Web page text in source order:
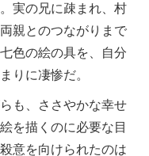
実の兄に疎まれ、村
親とのつながりまで
色の絵の具を、自分
りに凄惨だ。
も、ささやかな幸せ
を描くのに必要な目
意を向けられたのは